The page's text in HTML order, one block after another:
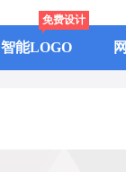
智能LOGO
免费设计